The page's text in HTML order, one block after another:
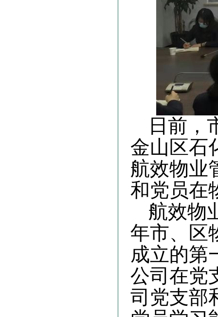
日前，
金山区石
航效物业
和党员在
航效物
年市、区
成立的第
公司在党
司党支部